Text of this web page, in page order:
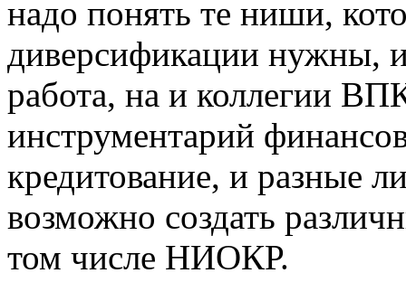
надо понять те ниши,
диверсификации нужны,
работа, на и коллегии
инструментарий
кредитование, и разные
возможно создать
том числе НИОКР.